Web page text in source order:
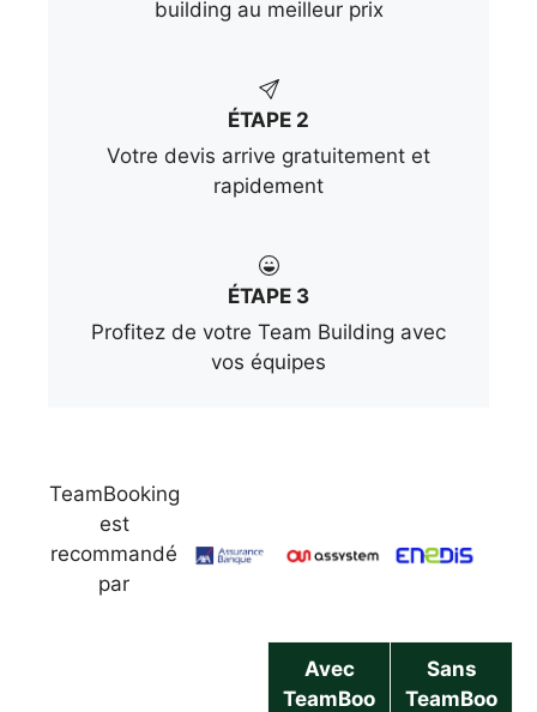
building au meilleur prix
ÉTAPE 2
Votre devis arrive gratuitement et
rapidement
ÉTAPE 3
Profitez de votre Team Building avec
vos équipes
TeamBooking
est
recommandé
par
Avec
TeamBoo
Sans
TeamBoo